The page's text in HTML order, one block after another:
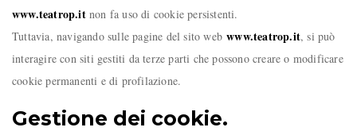
www.teatrop.itnon fa uso di cookie persistenti.
Tuttavia, navigando sulle pagine del sito webwww.teatrop.it, si può
interagire con siti gestiti da terze parti che possono creare o modificare
cookie permanenti e di profilazione.
Gestione dei cookie.